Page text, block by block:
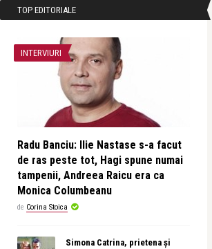
TOP EDITORIALE
INTERVIURI
Radu Banciu: Ilie Nastase s-a facut
de ras peste tot, Hagi spune numai
tampenii, Andreea Raicu era ca
Monica Columbeanu
de Corina Stoica
Simona Catrina, prietena și